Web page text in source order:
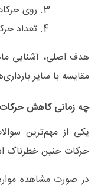
روی
تعداد
هدف اصلی، آشنایی
مقایسه با سایر
چه زمانی کاهش حرکات
یکی از مهم‌ترین
حرکات جنین خطرناک
در صورت مشاهده